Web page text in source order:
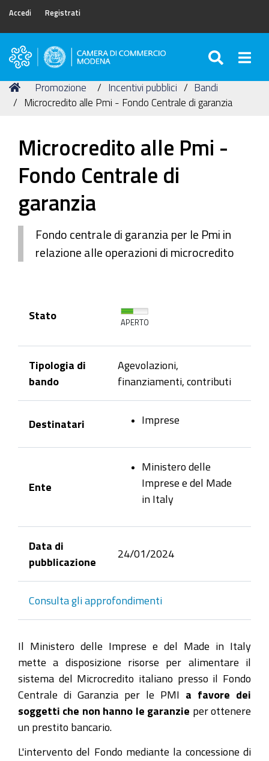
Accedi Registrati
Camera
Commercio
di
Tu
sei
Home
Promozione Incentivi pubblici
Bandi
Microcredito alle Pmi - Fondo Centrale di garanzia
Microcredito alle Pmi -
Fondo Centrale di
garanzia
Fondo centrale di garanzia per le Pmi in
relazione alle operazioni di microcredito
Stato
APERTO
Tipologia di
bando
Agevolazioni,
finanziamenti, contributi
Destinatari Imprese
Ente
Ministero delle
Imprese e del Made
in Italy
Data di
pubblicazione
24/01/2024
Consulta gli approfondimenti
Il Ministero delle Imprese e del Made in Italy
mette a disposizione risorse per alimentare il
sistema del Microcredito italiano presso il Fondo
Centrale di Garanzia per le PMI a favore dei
soggetti che non hanno le garanzie per ottenere
un prestito bancario.
L'intervento del Fondo mediante la concessione di